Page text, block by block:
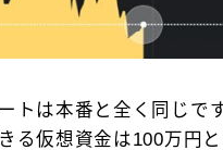
トは本番と全く同じで
る仮想資金は100万円と